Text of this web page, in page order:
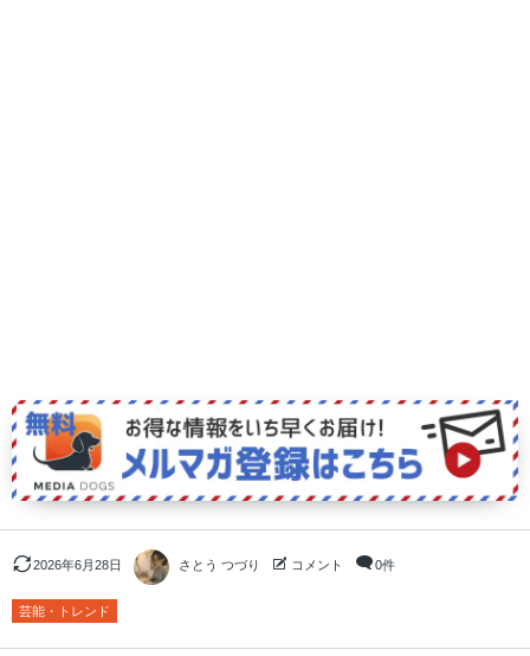
2026年6月28日 さとう つづり コメント 0件
芸能・トレンド